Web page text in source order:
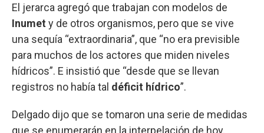
El jerarca agregó que trabajan con modelos de
Inumet y de otros organismos, pero que se vive
una sequía “extraordinaria”, que “no era previsible
para muchos de los actores que miden niveles
hídricos”. E insistió que “desde que se llevan
registros no había tal déficit hídrico”.
Delgado dijo que se tomaron una serie de medidas
que se enumerarán en la interpelación de hoy.